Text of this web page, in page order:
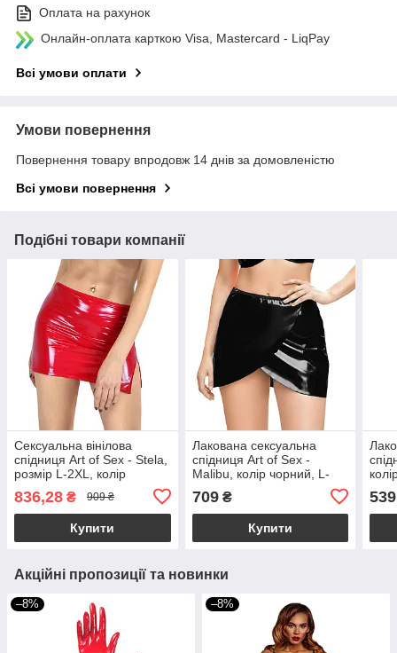
Оплата на рахунок
Онлайн-оплата карткою Visa, Mastercard - LiqPay
Всі умови оплати
Умови повернення
Повернення товару впродовж 14 днів за домовленістю
Всі умови повернення
Подібні товари компанії
Сексуальна вінілова
спідниця Art of Sex - Stela,
розмір L-2XL, колір
836,28 ₴ 909 ₴
Купити
Лакована сексуальна
спідниця Art of Sex -
Malibu, колір чорний, L-
709₴
Купити
539
Акційні пропозиції та новинки
–8% –8%